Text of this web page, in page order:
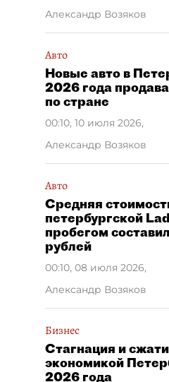
Александр Возяков
Авто
Новые авто в
2026 года
по стране
00:10, 10 июля 2026,
Александр Возяков
Авто
Средняя
петербургской
пробегом
рублей
00:10, 08 июля 2026,
Александр Возяков
Бизнес
Стагнация и
экономикой
2026 года